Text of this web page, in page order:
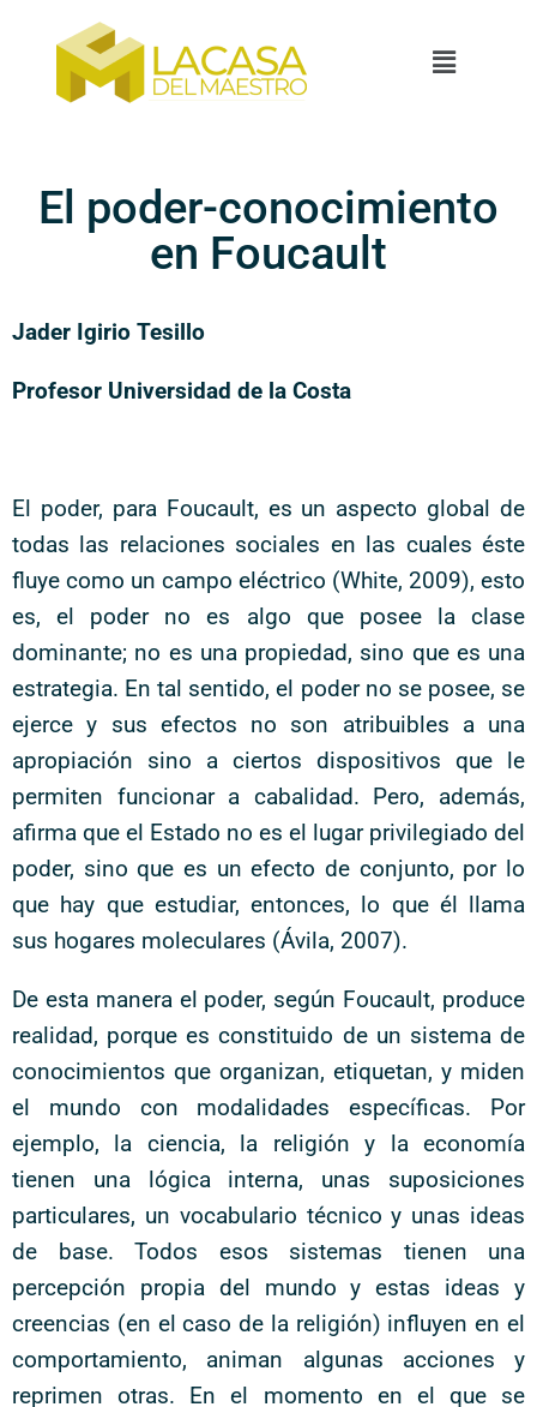
El poder-conocimiento
en Foucault
Jader Igirio Tesillo
Profesor Universidad de la Costa
El poder, para Foucault, es un aspecto global de
todas las relaciones sociales en las cuales éste
fluye como un campo eléctrico (White, 2009), esto
es, el poder no es algo que posee la clase
dominante; no es una propiedad, sino que es una
estrategia. En tal sentido, el poder no se posee, se
ejerce y sus efectos no son atribuibles a una
apropiación sino a ciertos dispositivos que le
permiten funcionar a cabalidad. Pero, además,
afirma que el Estado no es el lugar privilegiado del
poder, sino que es un efecto de conjunto, por lo
que hay que estudiar, entonces, lo que él llama
sus hogares moleculares (Ávila, 2007).
De esta manera el poder, según Foucault, produce
realidad, porque es constituido de un sistema de
conocimientos que organizan, etiquetan, y miden
el mundo con modalidades específicas. Por
ejemplo, la ciencia, la religión y la economía
tienen una lógica interna, unas suposiciones
particulares, un vocabulario técnico y unas ideas
de base. Todos esos sistemas tienen una
percepción propia del mundo y estas ideas y
creencias (en el caso de la religión) influyen en el
comportamiento, animan algunas acciones y
reprimen otras. En el momento en el que se